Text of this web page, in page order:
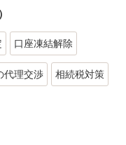
口座凍結解除
代理交渉 相続税対策